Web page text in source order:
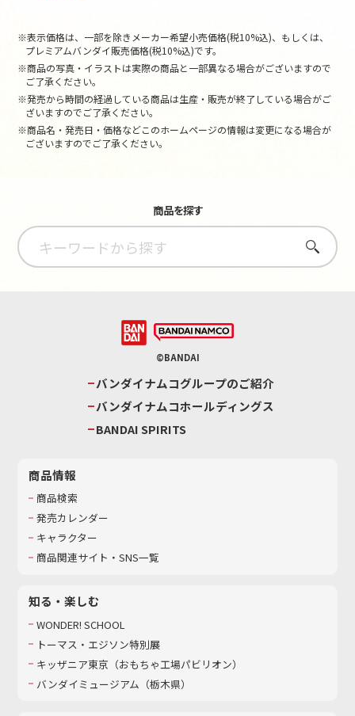
※表示価格は、一部を除きメーカー希望小売価格(税10%込)、もしくは、
プレミアムバンダイ販売価格(税10%込)です。
※商品の写真・イラストは実際の商品と一部異なる場合がございますので
ご了承ください。
※発売から時間の経過している商品は生産・販売が終了している場合がご
ざいますのでご了承ください。
※商品名・発売日・価格などこのホームページの情報は変更になる場合が
ございますのでご了承ください。
商品を探す
さがす
©BANDAI
バンダイナムコグループのご紹介
バンダイナムコホールディングス
BANDAI SPIRITS
商品情報
商品検索
発売カレンダー
キャラクター
商品関連サイト・SNS一覧
知る・楽しむ
WONDER! SCHOOL
トーマス・エジソン特別展
キッザニア東京（おもちゃ工場パビリオン）​
バンダイミュージアム（栃木県）